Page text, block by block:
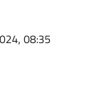
08:35